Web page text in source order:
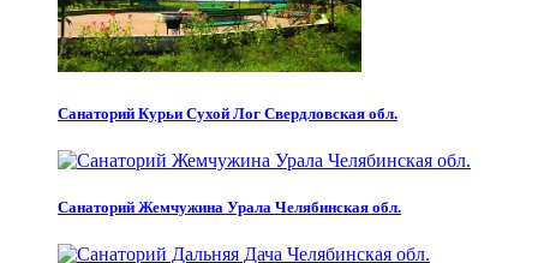
Санаторий Курьи Сухой Лог Свердловская обл.
Санаторий Жемчужина Урала Челябинская обл.